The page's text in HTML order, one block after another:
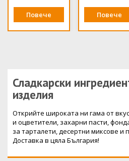
Повече Повече
Сладкарски
изделия
Открийте широката ни гама от
и оцветители, захарни пасти,
за тарталети, десертни миксове и
Доставка в цяла България!